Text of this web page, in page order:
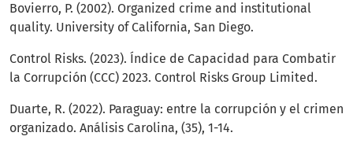
Bovierro, P. (2002). Organized crime and institutional
quality. University of California, San Diego.
Control Risks. (2023). Índice de Capacidad para Combatir
la Corrupción (CCC) 2023. Control Risks Group Limited.
Duarte, R. (2022). Paraguay: entre la corrupción y el crimen
organizado. Análisis Carolina, (35), 1-14.